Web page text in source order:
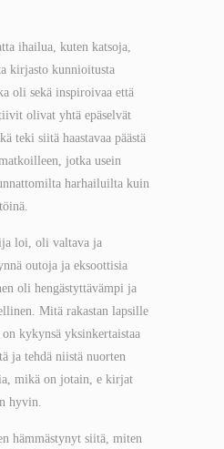
ihailua, kuten katsoja,
kirjasto kunnioitusta
oli sekä inspiroivaa että
olivat yhtä epäselvät
teki siitä haastavaa päästä
jotka usein
harhailuilta kuin
loi, oli valtava ja
outoja ja eksoottisia
oli hengästyttävämpi ja
Mitä rakastan lapsille
kykynsä yksinkertaistaa
ja tehdä niistä nuorten
mikä on jotain, e kirjat​
hyvin.
hämmästynyt siitä, miten